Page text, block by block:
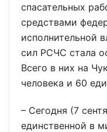
спасательных
средствами
исполнительной
сил РСЧС стала
Всего в них на
человека и 60
– Сегодня (7
единственной в